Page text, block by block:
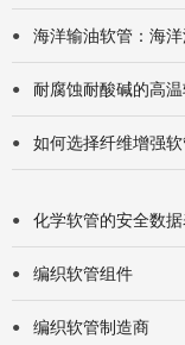
● 海洋输油软管：海
● 耐腐蚀耐酸碱的高
● 如何选择纤维增强软
● 化学软管的安全数据
● 编织软管组件
● 编织软管制造商